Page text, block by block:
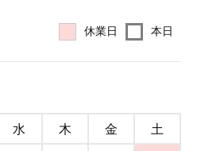
休業日 本日
水 木 金
土